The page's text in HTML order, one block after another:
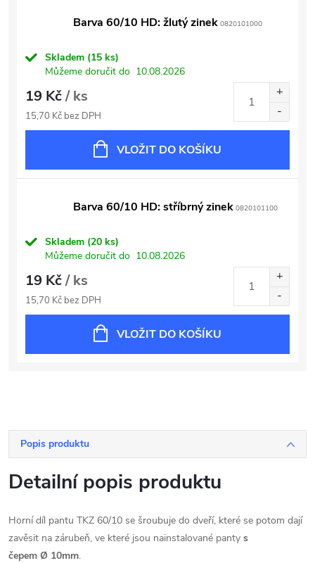
Barva 60/10 HD: žlutý zinek 0820101000
Skladem (15 ks)
Můžeme doručit do 10.08.2026
19 Kč/ ks
15,70 Kč bez DPH
VLOŽIT DO KOŠÍKU
Barva 60/10 HD: stříbrný zinek 0820101100
Skladem (20 ks)
Můžeme doručit do 10.08.2026
19 Kč/ ks
15,70 Kč bez DPH
VLOŽIT DO KOŠÍKU
Popis produktu
Detailní popis produktu
Horní díl pantu TKZ 60/10 se šroubuje do dveří, které se potom dají
zavěsit na zárubeň, ve které jsou nainstalované panty s
čepem Ø 10mm.